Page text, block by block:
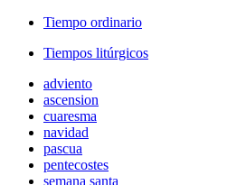
Tiempo ordinario
Tiempos litúrgicos
adviento
ascension
cuaresma
navidad
pascua
pentecostes
semana santa